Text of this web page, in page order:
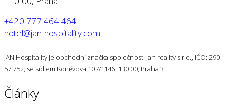
+420 777 464 464
hotel@jan-hospitality.com
JAN Hospitality je obchodní značka společnosti Jan reality s.r.o., IČO: 290
57 752, se sídlem Koněvova 107/1146, 130 00, Praha 3
Články